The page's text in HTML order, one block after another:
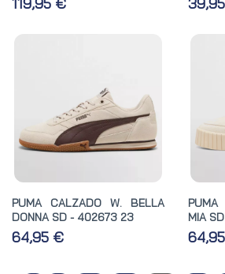
PUMA CALZADO W. BELLA
DONNA SD - 402673 23
64,95 €
PUMA
MIA